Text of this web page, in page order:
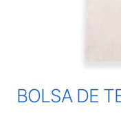
BOLSA DE